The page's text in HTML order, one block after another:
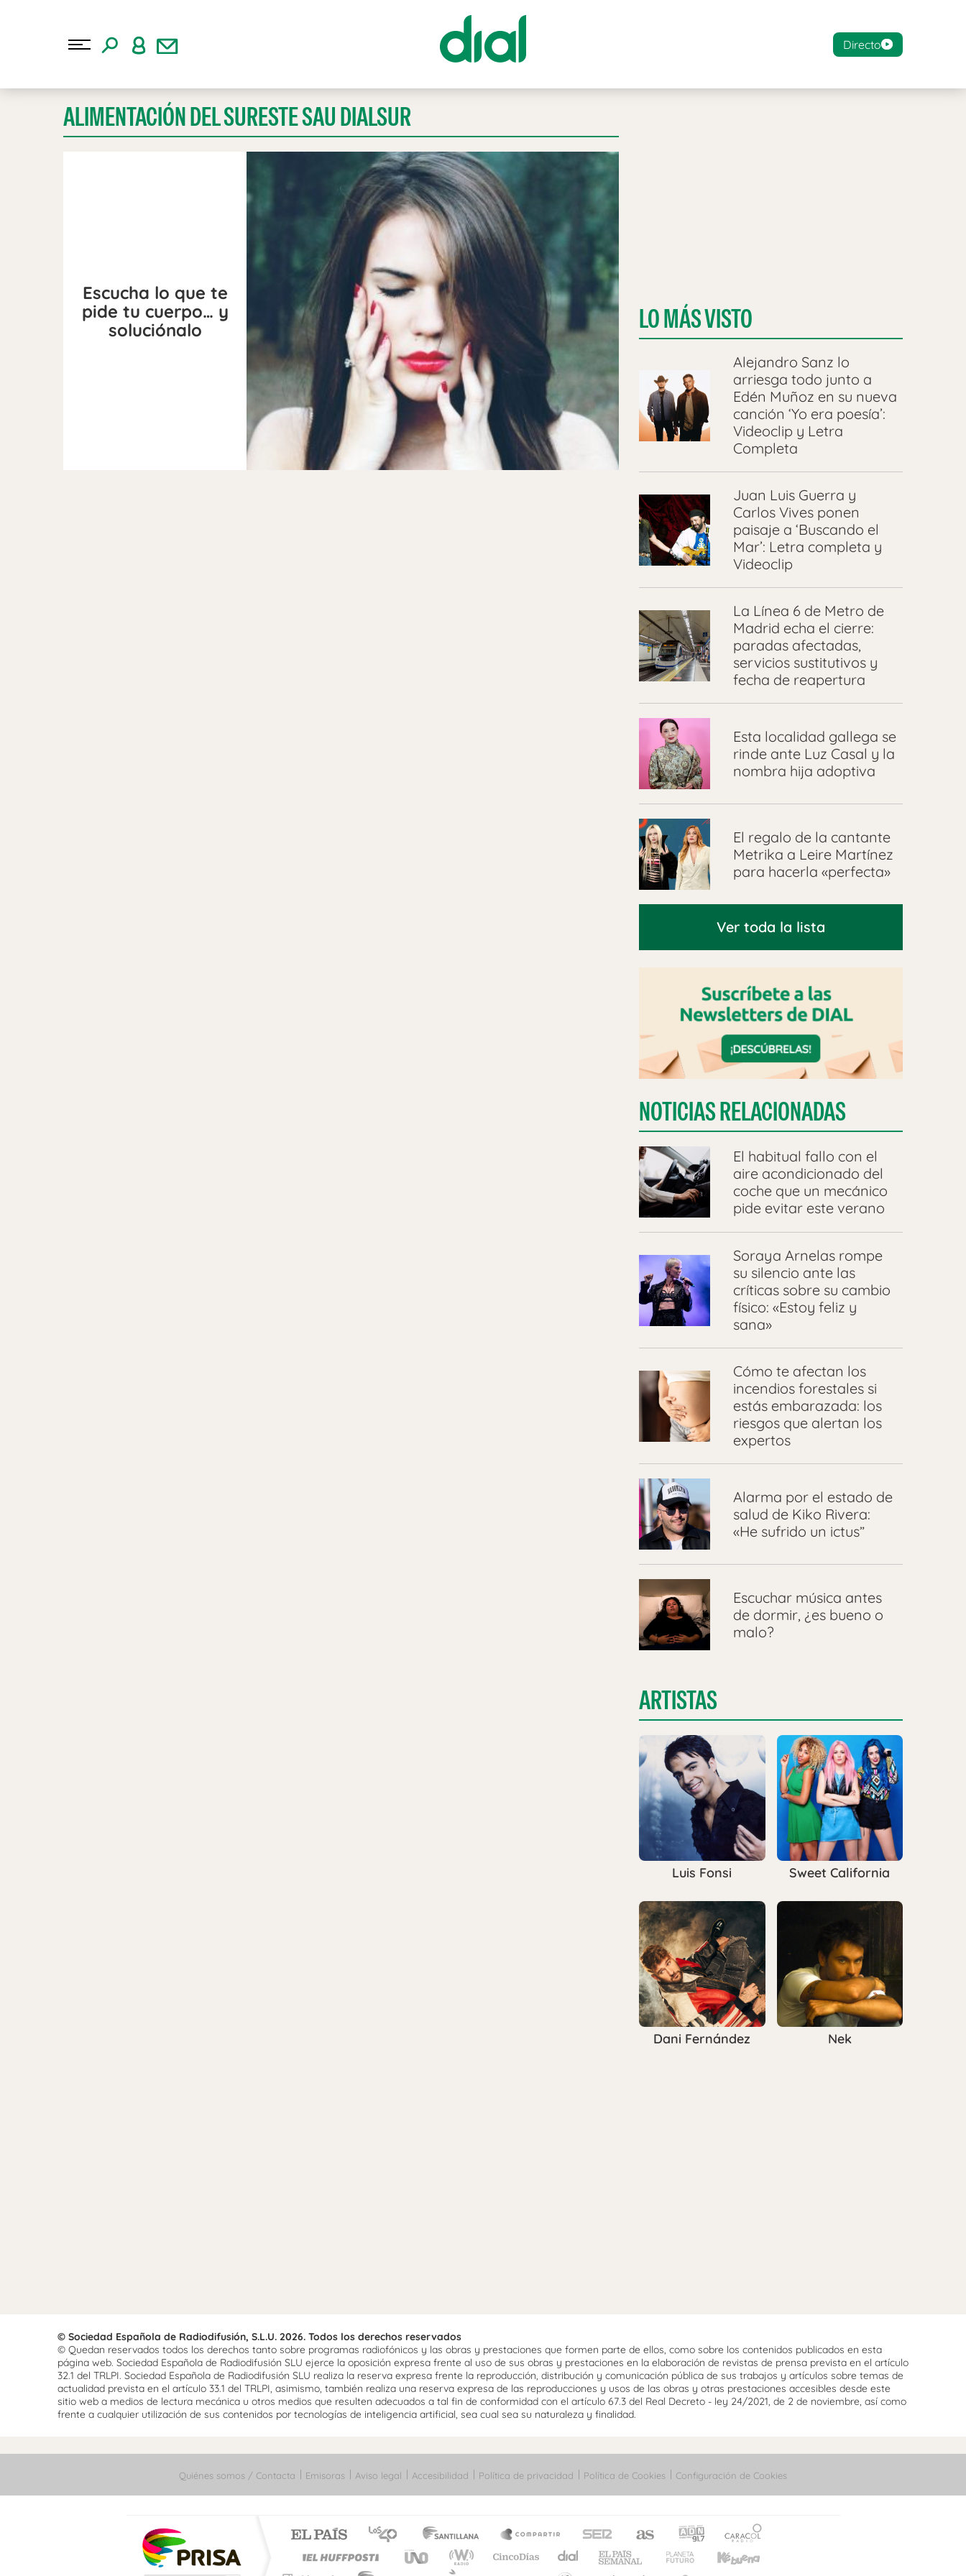
Directo
ALIMENTACIÓN DEL SURESTE SAU DIALSUR
Escucha lo que te
pide tu cuerpo… y
soluciónalo
LO MÁS VISTO
Alejandro Sanz lo
arriesga todo junto a
Edén Muñoz en su nueva
canción ‘Yo era poesía’:
Videoclip y Letra
Completa
Juan Luis Guerra y
Carlos Vives ponen
paisaje a ‘Buscando el
Mar’: Letra completa y
Videoclip
La Línea 6 de Metro de
Madrid echa el cierre:
paradas afectadas,
servicios sustitutivos y
fecha de reapertura
Esta localidad gallega se
rinde ante Luz Casal y la
nombra hija adoptiva
El regalo de la cantante
Metrika a Leire Martínez
para hacerla «perfecta»
Ver toda la lista
NOTICIAS RELACIONADAS
El habitual fallo con el
aire acondicionado del
coche que un mecánico
pide evitar este verano
Soraya Arnelas rompe
su silencio ante las
críticas sobre su cambio
físico: «Estoy feliz y
sana»
Cómo te afectan los
incendios forestales si
estás embarazada: los
riesgos que alertan los
expertos
Alarma por el estado de
salud de Kiko Rivera:
«He sufrido un ictus”
Escuchar música antes
de dormir, ¿es bueno o
malo?
ARTISTAS
Luis Fonsi Sweet California
Dani Fernández Nek
© Sociedad Española de Radiodifusión, S.L.U. 2026. Todos los derechos reservados
© Quedan reservados todos los derechos tanto sobre programas radiofónicos y las obras y prestaciones que formen parte de ellos, como sobre los contenidos publicados en esta
página web. Sociedad Española de Radiodifusión SLU ejerce la oposición expresa frente al uso de sus obras y prestaciones en la elaboración de revistas de prensa prevista en el artículo
32.1 del TRLPI. Sociedad Española de Radiodifusión SLU realiza la reserva expresa frente la reproducción, distribución y comunicación pública de sus trabajos y artículos sobre temas de
actualidad prevista en el artículo 33.1 del TRLPI, asimismo, también realiza una reserva expresa de las reproducciones y usos de las obras y otras prestaciones accesibles desde este
sitio web a medios de lectura mecánica u otros medios que resulten adecuados a tal fin de conformidad con el artículo 67.3 del Real Decreto - ley 24/2021, de 2 de noviembre, así como
frente a cualquier utilización de sus contenidos por tecnologías de inteligencia artificial, sea cual sea su naturaleza y finalidad.
Quiénes somos / Contacta Emisoras Aviso legal Accesibilidad Política de privacidad Política de Cookies Configuración de Cookies